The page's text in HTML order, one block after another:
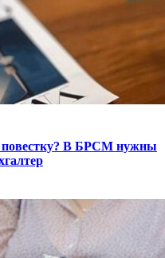
В БРСМ нужны